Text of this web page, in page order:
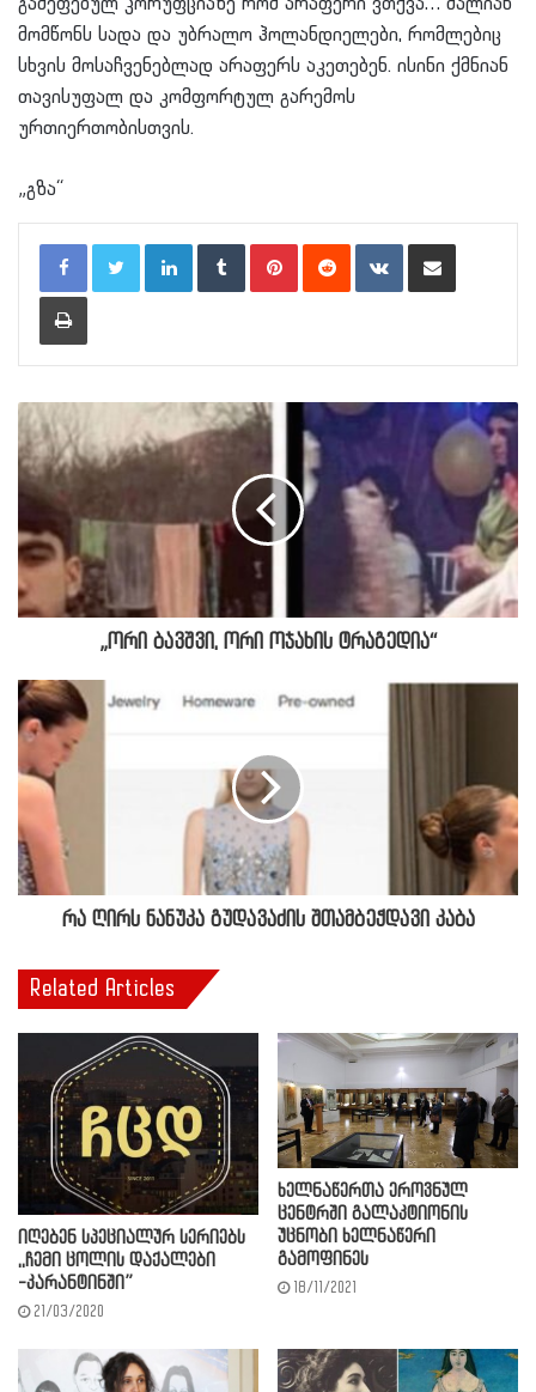
მომწონს სადა და უბრალო ჰოლანდიელები, რომლებიც
სხვის მოსაჩვენებლად არაფერს აკეთებენ. ისინი ქმნიან
თავისუფალ და კომფორტულ გარემოს
ურთიერთობისთვის.
„გზა“
LinkedInTumblr PinterestReddit VKontakteShare via Email
Print
„ორი ბავშვი, ორი ოჯახის ტრაგედია“
რა ღირს ნანუკა გუდავაძის შთამბეჭდავი კაბა
Related Articles
იღებენ სპეციალურ სერიებს
,,ჩემი ცოლის დაქალები
-კარანტინში”
21/03/2020
ხელნაწერთა ეროვნულ
ცენტრში გალაკტიონის
უცნობი ხელნაწერი
გამოფინეს
18/11/2021